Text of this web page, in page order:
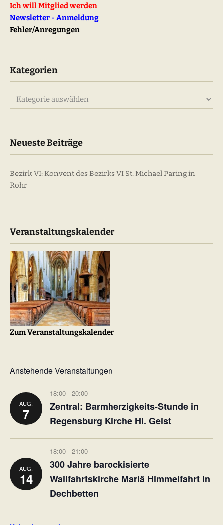
Ich will Mitglied werden
Newsletter - Anmeldung
Fehler/Anregungen
Kategorien
Kategorien
Neueste Beiträge
Bezirk VI: Konvent des Bezirks VI St. Michael Paring in
Rohr
Veranstaltungskalender
Zum Veranstaltungskalender
Anstehende Veranstaltungen
AUG.
7
18:00 - 20:00
Zentral: Barmherzigkeits-Stunde in
Regensburg Kirche Hl. Geist
AUG.
14
18:00 - 21:00
300 Jahre barockisierte
Wallfahrtskirche Mariä Himmelfahrt in
Dechbetten